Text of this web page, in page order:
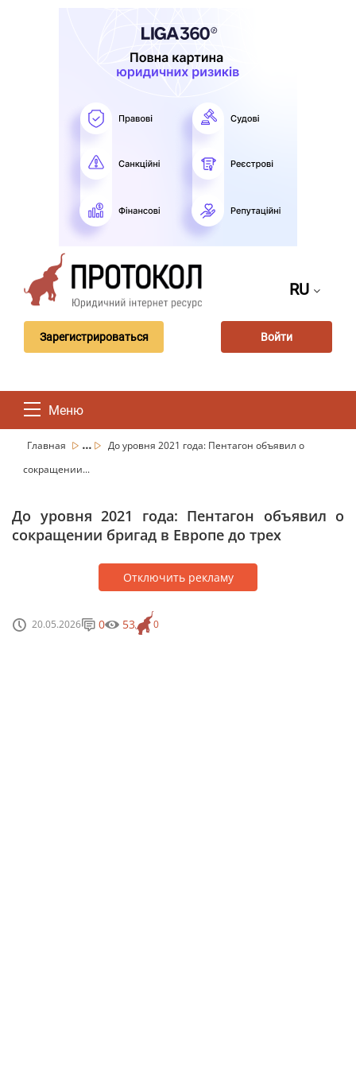
RU
Зарегистрироваться Войти
Меню
Главная ...
До уровня 2021 года: Пентагон объявил о
сокращении...
До уровня 2021 года: Пентагон объявил о
сокращении бригад в Европе до трех
Отключить рекламу
20.05.2026 0
0 53